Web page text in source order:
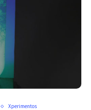
Xperimentos